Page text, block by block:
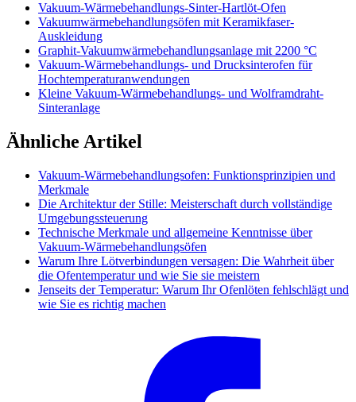
Vakuum-Wärmebehandlungs-Sinter-Hartlöt-Ofen
Vakuumwärmebehandlungsöfen mit Keramikfaser-
Auskleidung
Graphit-Vakuumwärmebehandlungsanlage mit 2200 °C
Vakuum-Wärmebehandlungs- und Drucksinterofen für
Hochtemperaturanwendungen
Kleine Vakuum-Wärmebehandlungs- und Wolframdraht-
Sinteranlage
Ähnliche Artikel
Vakuum-Wärmebehandlungsofen: Funktionsprinzipien und
Merkmale
Die Architektur der Stille: Meisterschaft durch vollständige
Umgebungssteuerung
Technische Merkmale und allgemeine Kenntnisse über
Vakuum-Wärmebehandlungsöfen
Warum Ihre Lötverbindungen versagen: Die Wahrheit über
die Ofentemperatur und wie Sie sie meistern
Jenseits der Temperatur: Warum Ihr Ofenlöten fehlschlägt und
wie Sie es richtig machen